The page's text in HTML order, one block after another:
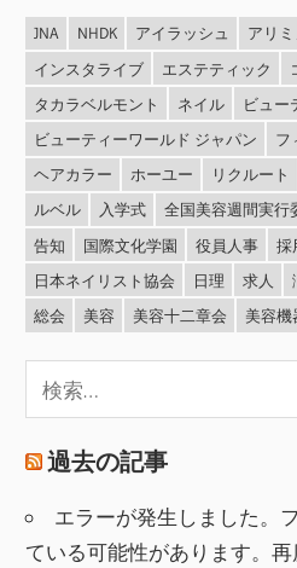
JNA NHDK アイラッシュ アリミ
インスタライブ
エステティック
タカラベルモント
ネイル
ビュー
ビューティーワールド ジャパン
フ
ヘアカラー
ホーユー リクルート
ルベル
入学式 全国美容週間実行
告知
国際文化学園 役員人事 採
日本ネイリスト協会
日理 求人
総会
美容 美容十二章会 美容機
索:
過去の記事
エラーが発生しました。
ている可能性があります。再